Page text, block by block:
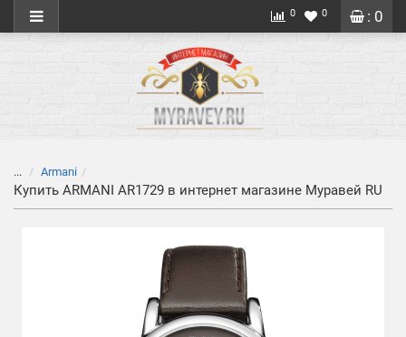
: 0
0 0
... Armani
Купить ARMANI AR1729 в интернет магазине Муравей RU